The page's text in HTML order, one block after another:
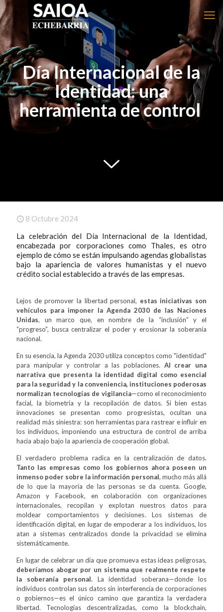
Día Internacional de la
Identidad:una
herramienta de control
8 Octubre 2024
La celebración del Día Internacional de la Identidad,
encabezada por corporaciones como Thales, es otro
ejemplo de cómo se están impulsando agendas globalistas
bajo la apariencia de valores humanistas y el nuevo
crédito social establecido a través de las empresas.
Lejos de promover la libertad personal, estas iniciativas son
vehículos para imponer la Agenda 2030 de las Naciones
Unidas, un marco que, en nombre de la “inclusión” y el
“progreso”, busca centralizar el poder y erosionar la soberanía
nacional.
En su esencia, la Agenda 2030 utiliza conceptos como "identidad"
para manipular y controlar a las poblaciones. Al crear una
narrativa que presenta la identidad digital como esencial
para la seguridad y la conveniencia, instituciones poderosas
normalizan tecnologías de vigilancia—como el reconocimiento
facial, la biometría y la recopilación de datos. Si bien estas
innovaciones se presentan como progresistas, ocultan una
realidad más siniestra: son herramientas para rastrear e influir en
los individuos, imponiendo una estructura de control de arriba
hacia abajo bajo la apariencia de cooperación global.
El verdadero problema radica en la centralización de datos.
Tanto las empresas como los gobiernos ahora poseen un
inmenso poder sobre la información personal, mucho más allá
de lo que la mayoría de las personas se da cuenta. Google,
Amazon y Facebook, en colaboración con organizaciones
internacionales, recopilan y explotan nuestros datos para
moldear comportamientos y decisiones. Los sistemas de
identificación digital, en lugar de empoderar a los individuos, los
atan a sistemas centralizados donde la privacidad se elimina
sistemáticamente.
En lugar de celebrar un día que promueva estas ideas peligrosas,
deberíamos abogar por un sistema que realmente respete
la soberanía personal. La identidad soberana—donde los
individuos controlan sus datos sin interferencia de corporaciones
o gobiernos—es el único camino que garantiza la verdadera
libertad. Tecnologías descentralizadas, como la blockchain,